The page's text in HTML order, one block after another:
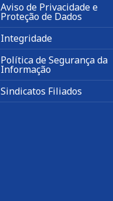
Aviso de Privacidade e
Proteção de Dados
Integridade
Política de Segurança da
Informação
Sindicatos Filiados